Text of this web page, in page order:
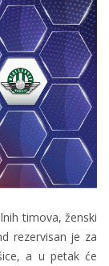
timova, ženski
rezervisan je za
a u petak će